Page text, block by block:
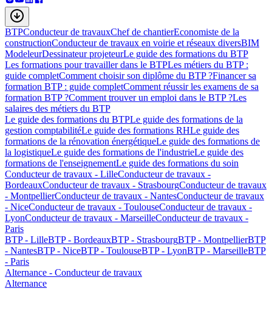
BTPConducteur de travauxChef de chantierEconomiste de la
constructionConducteur de travaux en voirie et réseaux diversBIM
ModeleurDessinateur projeteurLe guide des formations du BTP
Les formations pour travailler dans le BTPLes métiers du BTP :
guide completComment choisir son diplôme du BTP ?Financer sa
formation BTP : guide completComment réussir les examens de sa
formation BTP ?Comment trouver un emploi dans le BTP ?Les
salaires des métiers du BTP
Le guide des formations du BTPLe guide des formations de la
gestion comptabilitéLe guide des formations RHLe guide des
formations de la rénovation énergétiqueLe guide des formations de
la logistiqueLe guide des formations de l'industrieLe guide des
formations de l'enseignementLe guide des formations du soin
Conducteur de travaux - LilleConducteur de travaux -
BordeauxConducteur de travaux - StrasbourgConducteur de travaux
- MontpellierConducteur de travaux - NantesConducteur de travaux
- NiceConducteur de travaux - ToulouseConducteur de travaux -
LyonConducteur de travaux - MarseilleConducteur de travaux -
Paris
BTP - LilleBTP - BordeauxBTP - StrasbourgBTP - MontpellierBTP
- NantesBTP - NiceBTP - ToulouseBTP - LyonBTP - MarseilleBTP
- Paris
Alternance - Conducteur de travaux
Alternance